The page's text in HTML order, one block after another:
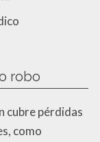
robo
cubre pérdidas
como